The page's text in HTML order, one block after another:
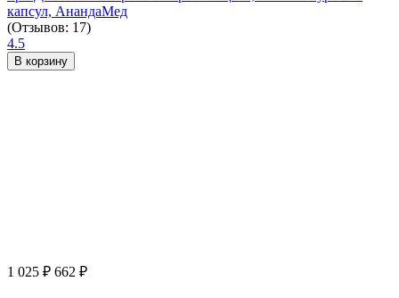
капсул, АнандаМед
(Отзывов: 17)
4.5
В корзину
1 025 ₽ 662 ₽